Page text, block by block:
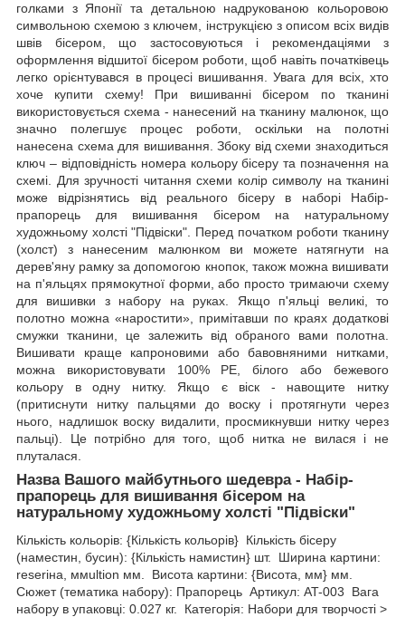
голками з Японії та детальною надрукованою кольоровою
символьною схемою з ключем, інструкцією з описом всіх видів
швів бісером, що застосовуються і рекомендаціями з
оформлення відшитої бісером роботи, щоб навіть початківець
легко орієнтувався в процесі вишивання. Увага для всіх, хто
хоче купити схему! При вишиванні бісером по тканині
використовується схема - нанесений на тканину малюнок, що
значно полегшує процес роботи, оскільки на полотні
нанесена схема для вишивання. Збоку від схеми знаходиться
ключ – відповідність номера кольору бісеру та позначення на
схемі. Для зручності читання схеми колір символу на тканині
може відрізнятись від реального бісеру в наборі Набір-
прапорець для вишивання бісером на натуральному
художньому холсті "Підвіски". Перед початком роботи тканину
(холст) з нанесеним малюнком ви можете натягнути на
дерев'яну рамку за допомогою кнопок, також можна вишивати
на п'яльцях прямокутної форми, або просто тримаючи схему
для вишивки з набору на руках. Якщо п'яльці великі, то
полотно можна «наростити», примітавши по краях додаткові
смужки тканини, це залежить від обраного вами полотна.
Вишивати краще капроновими або бавовняними нитками,
можна використовувати 100% РЕ, білого або бежевого
кольору в одну нитку. Якщо є віск - навощите нитку
(притиснути нитку пальцями до воску і протягнути через
нього, надлишок воску видалити, просмикнувши нитку через
пальці). Це потрібно для того, щоб нитка не вилася і не
плуталася.
Назва Вашого майбутнього шедевра - Набір-
прапорець для вишивання бісером на
натуральному художньому холсті "Підвіски"
Кількість кольорів: {Кількість кольорів} Кількість бісеру
(наместин, бусин): {Кількість намистин} шт. Ширина картини:
reseriна, ммultion мм. Висота картини: {Висота, мм} мм.
Сюжет (тематика набору): Прапорець Артикул: AT-003 Вага
набору в упаковці: 0.027 кг. Категорія: Набори для творчості >